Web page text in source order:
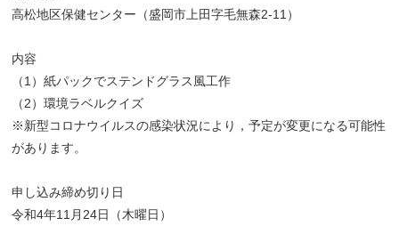
高松地区保健センター（盛岡市上田字毛無森2-11）
内容
（1）紙パックでステンドグラス風工作
（2）環境ラベルクイズ
※新型コロナウイルスの感染状況により，予定が変更になる可能性
があります。
申し込み締め切り日
令和4年11月24日（木曜日）